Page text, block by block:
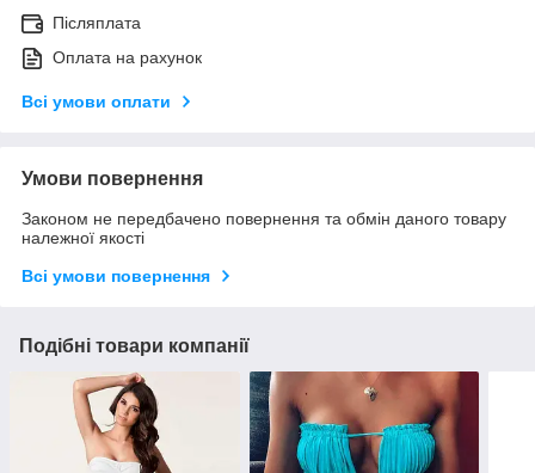
Післяплата
Оплата на рахунок
Всі умови оплати
Умови повернення
Законом не передбачено повернення та обмін даного товару
належної якості
Всі умови повернення
Подібні товари компанії